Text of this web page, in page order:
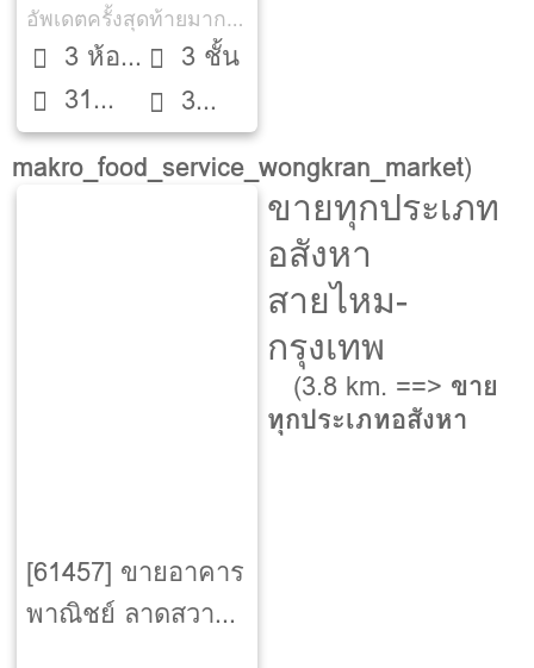
อัพเดตครั้งสุดท้ายมากกว่า 30 วัน
3 ห้อง
นอน31
ตรว.
3 ชั้น
3
ห้องน้ำ
makro_food_service_wongkran_market)
[61457] ขายอาคาร
พาณิชย์ ลาดสวาย-
ขายทุกประเภท
อสังหา
สายไหม-
กรุงเทพ
(3.8 km. ==> ขาย
ทุกประเภทอสังหา